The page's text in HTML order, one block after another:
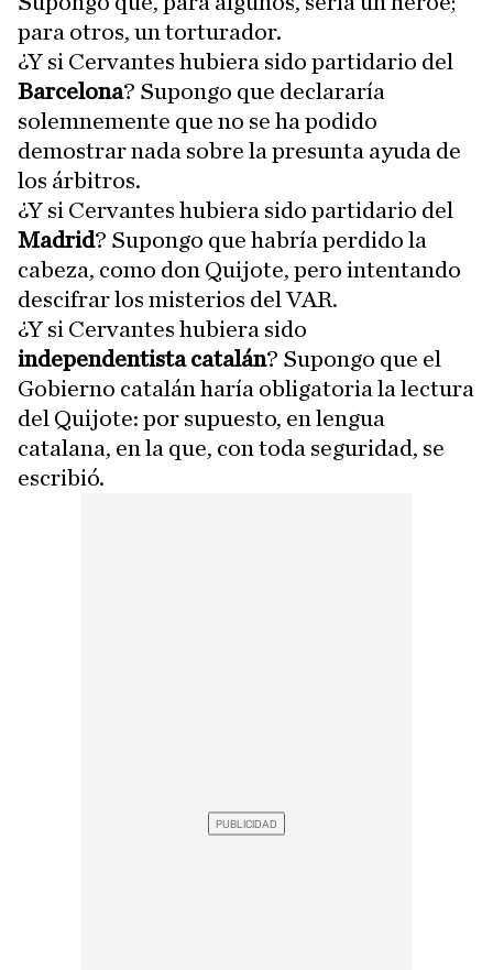
para otros, un torturador.
¿Y si Cervantes hubiera sido partidario del
Barcelona? Supongo que declararía
solemnemente que no se ha podido
demostrar nada sobre la presunta ayuda de
los árbitros.
¿Y si Cervantes hubiera sido partidario del
Madrid? Supongo que habría perdido la
cabeza, como don Quijote, pero intentando
descifrar los misterios del VAR.
¿Y si Cervantes hubiera sido
independentista catalán? Supongo que el
Gobierno catalán haría obligatoria la lectura
del Quijote: por supuesto, en lengua
catalana, en la que, con toda seguridad, se
escribió.